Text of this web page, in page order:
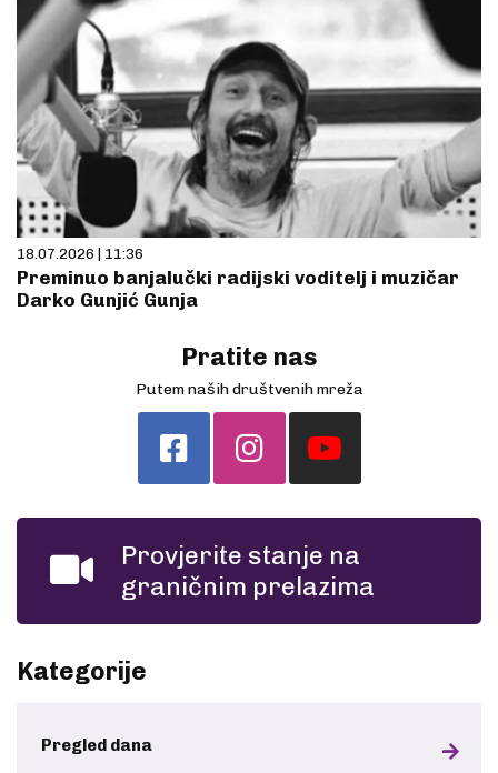
18.07.2026 | 11:36
Preminuo banjalučki radijski voditelj i muzičar
Darko Gunjić Gunja
Pratite nas
Putem naših društvenih mreža
Provjerite stanje na
graničnim prelazima
Kategorije
Pregled dana